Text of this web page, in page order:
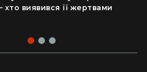
хто виявився її жертвами